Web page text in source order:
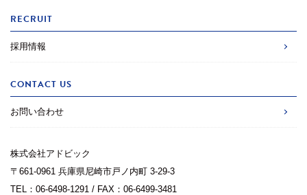
RECRUIT
採用情報
CONTACT US
お問い合わせ
株式会社アドビック
〒661-0961 兵庫県尼崎市戸ノ内町 3-29-3
TEL：06-6498-1291 / FAX：06-6499-3481